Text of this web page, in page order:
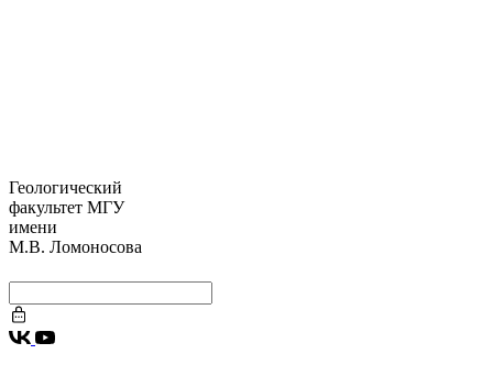
Геологический
факультет МГУ
имени
М.В. Ломоносова